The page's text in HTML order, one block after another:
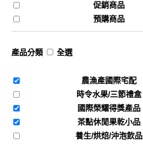
促銷商品
預購商品
產品分類 全選
農漁產國際宅配
時令水果/三節禮盒
國際榮耀得獎產品
茶點休閒果乾小品
養生/烘焙/沖泡飲品